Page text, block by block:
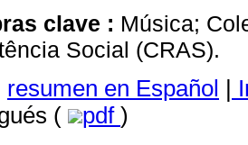
clave : Música;
Social (CRAS).
resumen en Español |
(
pdf )